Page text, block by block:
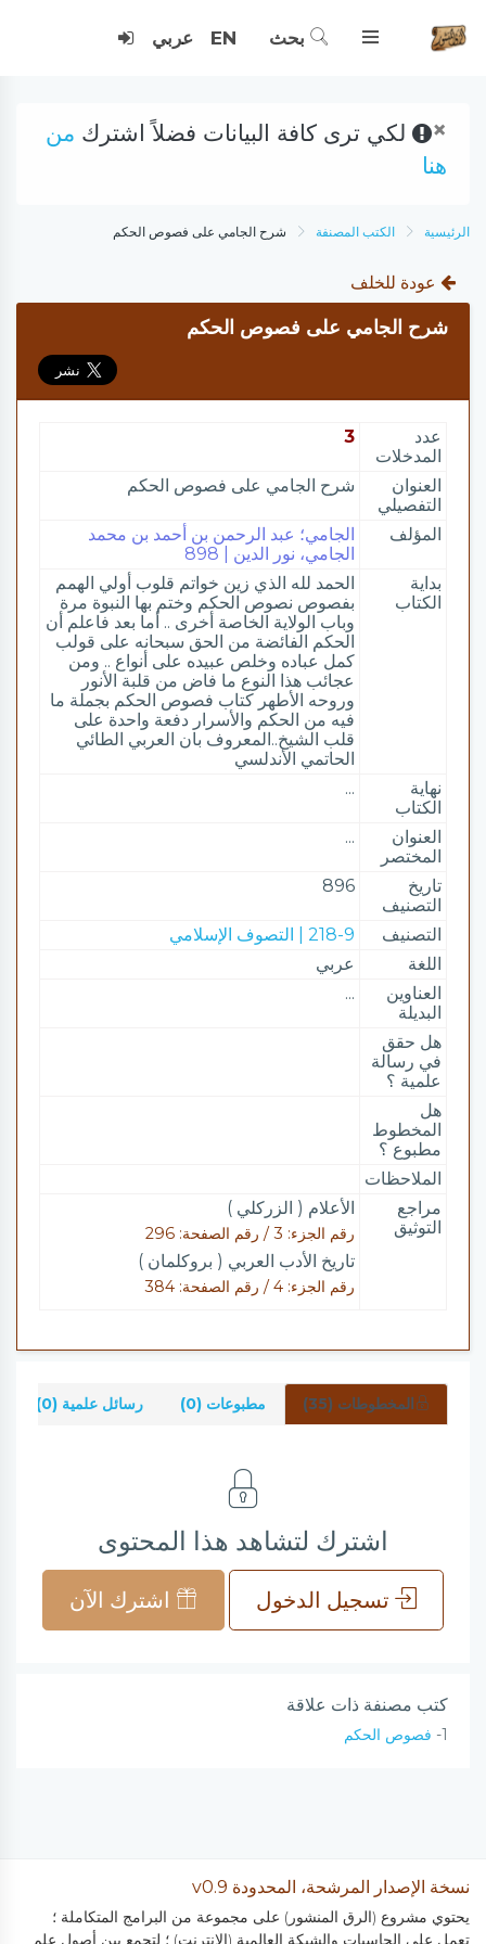
بحث EN عربي
× لكي ترى كافة البيانات فضلاً اشترك من
هنا
الرئيسية الكتب المصنفة شرح الجامي على فصوص الحكم
عودة للخلف
شرح الجامي على فصوص الحكم
عدد
المدخلات
3
العنوان
التفصيلي
شرح الجامي على فصوص الحكم
المؤلف
الجامي؛ عبد الرحمن بن أحمد بن محمد
الجامي، نور الدين | 898
بداية
الكتاب
الحمد لله الذي زين خواتم قلوب أولي الهمم
بفصوص نصوص الحكم وختم بها النبوة مرة
وباب الولاية الخاصة أخرى .. أما بعد فاعلم أن
الحكم الفائضة من الحق سبحانه على قولب
كمل عباده وخلص عبيده على أنواع .. ومن
عجائب هذا النوع ما فاض من قلبة الأنور
وروحه الأطهر كتاب فصوص الحكم بجملة ما
فيه من الحكم والأسرار دفعة واحدة على
قلب الشيخ..المعروف بان العربي الطائي
الحاتمي الأندلسي
نهاية
الكتاب
...
العنوان
المختصر
...
تاريخ
التصنيف
896
التصنيف
218-9 | التصوف الإسلامي
اللغة
عربي
العناوين
البديلة
...
هل حقق
في رسالة
علمية ؟
هل
المخطوط
مطبوع ؟
الملاحظات
مراجع
التوثيق
الأعلام ( الزركلي )
رقم الجزء: 3 / رقم الصفحة: 296
تاريخ الأدب العربي ( بروكلمان )
رقم الجزء: 4 / رقم الصفحة: 384
المخطوطات (35) مطبوعات (0) رسائل علمية (0)
اشترك لتشاهد هذا المحتوى
تسجيل الدخول اشترك الآن
كتب مصنفة ذات علاقة
1- فصوص الحكم
نسخة الإصدار المرشحة، المحدودة v0.9
يحتوي مشروع (الرق المنشور) على مجموعة من البرامج المتكاملة ؛